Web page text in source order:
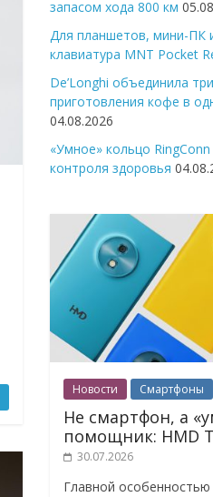
запасом хода 800 км
Для планшетов, мини-ПК
клавиатура MNT Pocket
De’Longhi объединила
приготовления кофе в
04.08.2026
«Умное» кольцо
контроля здоровья
Новости Смартфоны
Не смартфон, а
помощник: HMD
30.07.2026
Главной